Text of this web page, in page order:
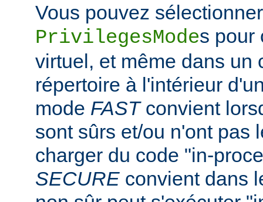
Vous pouvez
PrivilegesModes pour
virtuel, et même dans un
répertoire à l'intérieur
mode FASTconvient
sont sûrs et/ou n'ont pas
charger du code "in-
SECURE convient dans